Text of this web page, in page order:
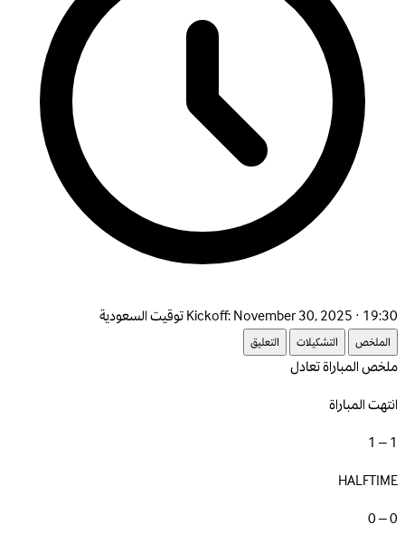
Kickoff:November 30, 2025 · 19:30 توقيت السعودية
الملخص التشكيلات التعليق
ملخص المباراةتعادل
انتهت المباراة
1 – 1
HALFTIME
0 – 0